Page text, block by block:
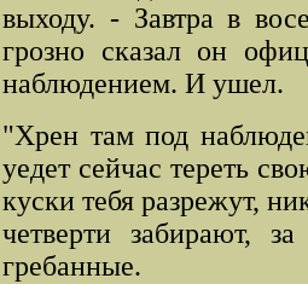
выходу. - Завтра в
грозно сказал он
наблюдением. И ушел.
"Хрен там под
уедет сейчас тереть
куски тебя разрежут,
четверти забирают,
гребанные.